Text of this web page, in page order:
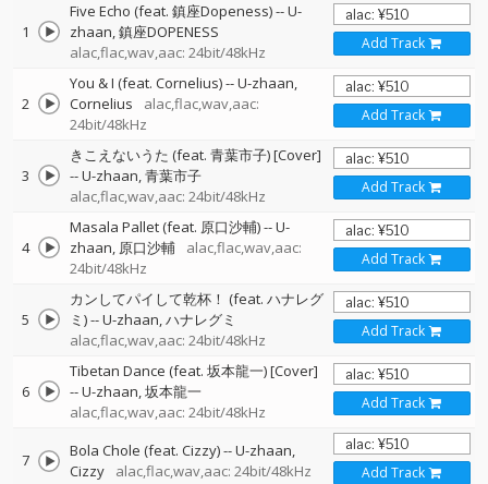
1
Five Echo (feat. 鎮座Dopeness)--U-
zhaan 鎮座DOPENESS
alac,flac,wav,aac: 24bit/48kHz
Add Track
2
You & I (feat. Cornelius)--U-zhaan
Cornelius
alac,flac,wav,aac:
24bit/48kHz
Add Track
3
きこえないうた (feat. 青葉市子) [Cover]
--U-zhaan 青葉市子
alac,flac,wav,aac: 24bit/48kHz
Add Track
4
Masala Pallet (feat. 原口沙輔)--U-
zhaan 原口沙輔
alac,flac,wav,aac:
24bit/48kHz
Add Track
5
カンしてパイして乾杯！ (feat. ハナレグ
ミ)--U-zhaan ハナレグミ
alac,flac,wav,aac: 24bit/48kHz
Add Track
6
Tibetan Dance (feat. 坂本龍一) [Cover]
--U-zhaan 坂本龍一
alac,flac,wav,aac: 24bit/48kHz
Add Track
7 Bola Chole (feat. Cizzy)--U-zhaan
Cizzy
alac,flac,wav,aac: 24bit/48kHz Add Track